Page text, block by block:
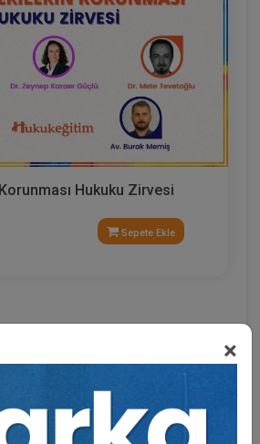
×
Hukuku Zirvesi
Sepete Ekle